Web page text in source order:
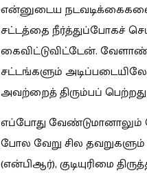
என்னுடைய
சட்டத்தை நீர்த்துப்போகச்
கைவிட்டுவிட்டேன்.
சட்டங்களும்
அவற்றைத் திரும்பப் பெற்றது
எப்போது வேண்டுமானாலும்
போல வேறு சில
(என்பிஆர்), குடியுரிமை